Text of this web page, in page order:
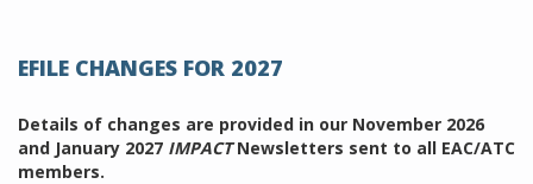
EFILE CHANGES FOR 2027
Details of changes are provided in our November 2026
and January 2027 IMPACTNewsletters sent to all EAC/ATC
members.